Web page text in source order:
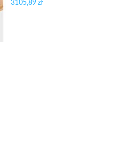
3105,89 zł